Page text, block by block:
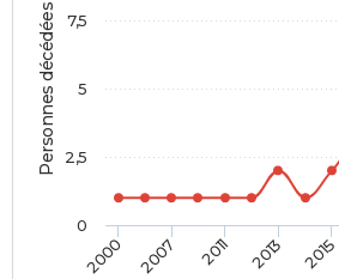
Personnes décédées
2000 2007 2011 2013 2015
0
2,5
5
7,5